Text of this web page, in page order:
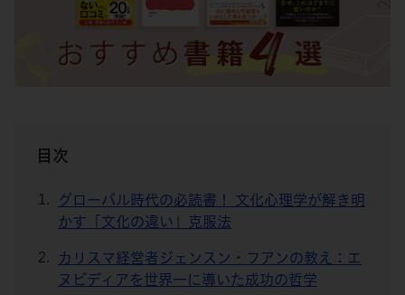
目次
グローバル時代の必読書！ 文化心理学が解き明
かす「文化の違い」克服法
カリスマ経営者ジェンスン・フアンの教え：エ
ヌビディアを世界一に導いた成功の哲学